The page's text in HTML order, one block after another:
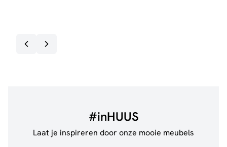
#inHUUS
Laat je inspireren door onze mooie meubels